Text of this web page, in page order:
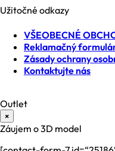
Užitočné odkazy
VŠEOBECNÉ
Reklamačný
Zásady ochrany
Kontaktujte nás
Outlet
×
Záujem o 3D model